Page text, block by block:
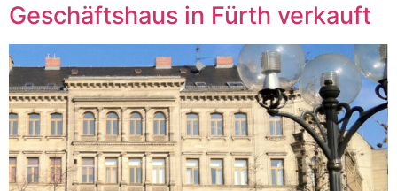
Geschäftshaus in Fürth verkauft